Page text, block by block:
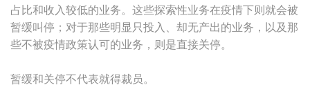
占比和收入较低的业务。这些探索性业务在疫情下则就会被
暂缓叫停；对于那些明显只投入、却无产出的业务，以及那
些不被疫情政策认可的业务，则是直接关停。
暂缓和关停不代表就得裁员。